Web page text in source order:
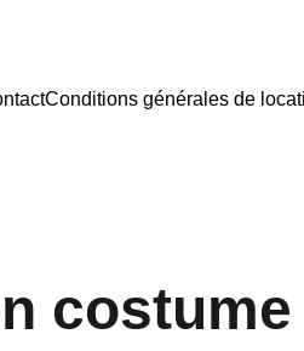
Conditions générales de
costume